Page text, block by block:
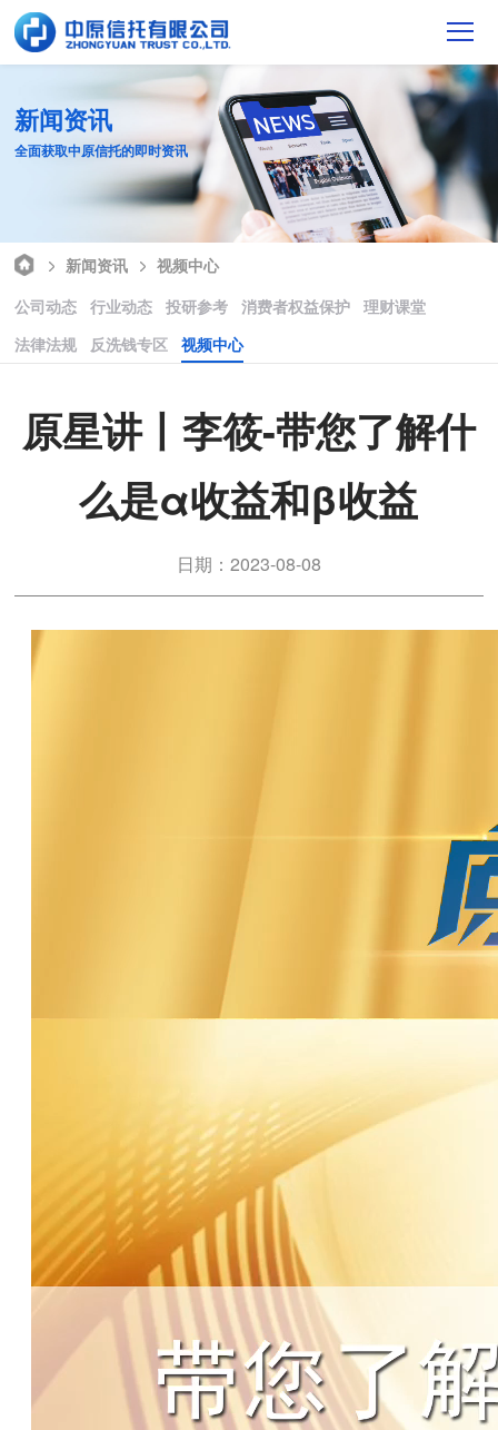
新闻资讯
全面获取中原信托的即时资讯
新闻资讯
视频中心
公司动态
行业动态 投研参考 消费者权益保护
理财课堂
法律法规
反洗钱专区 视频中心
原星讲丨李筱-带您了解什
么是α收益和β收益
日期：2023-08-08